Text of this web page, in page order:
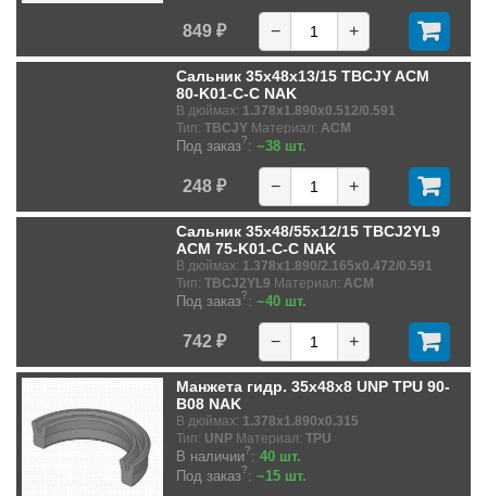
849 ₽ − +
Сальник 35x48x13/15 TBCJY ACM
80-K01-C-C NAK
В дюймах: 1.378x1.890x0.512/0.591
Тип: TBCJY Материал: ACM
Под заказ?: ~38 шт.
248 ₽ − +
Сальник 35x48/55x12/15 TBCJ2YL9
ACM 75-K01-C-C NAK
В дюймах: 1.378x1.890/2.165x0.472/0.591
Тип: TBCJ2YL9 Материал: ACM
Под заказ?: ~40 шт.
742 ₽ − +
Манжета гидр. 35x48x8 UNP TPU 90-
B08 NAK
В дюймах: 1.378x1.890x0.315
Тип: UNP Материал: TPU
В наличии?: 40 шт.
Под заказ?: ~15 шт.